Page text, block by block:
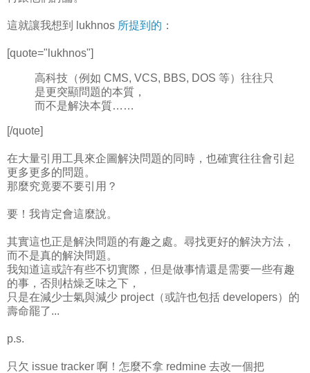
這就讓我想到 lukhnos 所提到的 ：
[quote="lukhnos"]
高科技（例如 CMS, VCS, BBS, DOS 等）往往只
是更突顯問題的本質，
而不是解決本質……
[/quote]
在大量引用工具來企圖解決問題的同時，也確實往往會引起
更多更多的問題。
那麼究竟要不要引用？
要！我肯定會這麼說。
其實這也正是解決問題的有趣之處。尋找更好的解決方法，
而不是真的解決問題。
我知道這或許有些不切實際，但是做事情還是需要一些有趣
的事，否則枯燥乏味之下，
只是在減少士氣與減少 project（或許也包括 developers）的
壽命罷了...
p.s.
只欠 issue tracker 啊！怎麼不拿 redmine 去改一個把